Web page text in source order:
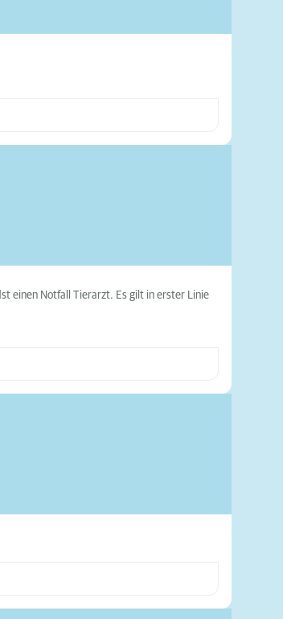
einen Notfall Tierarzt. Es gilt in erster Linie